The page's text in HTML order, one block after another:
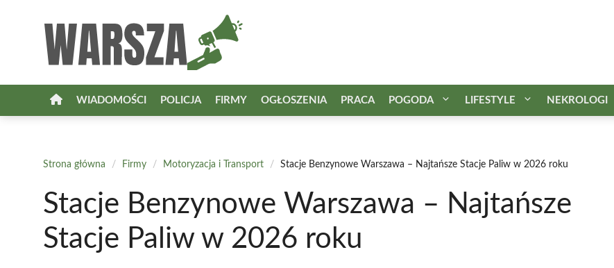
WIADOMOŚCI POLICJA FIRMY OGŁOSZENIA PRACA POGODA LIFESTYLE NEKROLOGI
Strona główna / Firmy / Motoryzacja i Transport / Stacje Benzynowe Warszawa – Najtańsze Stacje Paliw w 2026 roku
Stacje Benzynowe Warszawa – Najtańsze
Stacje Paliw w 2026 roku